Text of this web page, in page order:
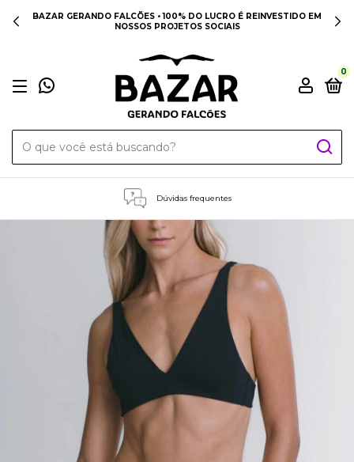
BAZAR GERANDO FALCÕES • 100% DO LUCRO É REINVESTIDO EM
NOSSOS PROJETOS SOCIAIS
0
Dúvidas frequentes